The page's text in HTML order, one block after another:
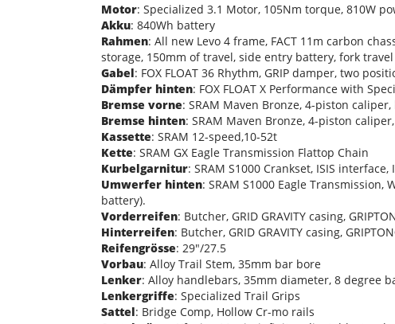
Motor: Specialized 3.1 Motor, 105Nm torque, 810W
Akku: 840Wh battery
Rahmen: All new Levo 4 frame, FACT 11m carbon
storage, 150mm of travel, side entry battery, fork
Gabel: FOX FLOAT 36 Rhythm, GRIP damper, two
Dämpfer hinten: FOX FLOAT X Performance with
Bremse vorne: SRAM Maven Bronze, 4-piston
Bremse hinten: SRAM Maven Bronze, 4-piston
Kassette: SRAM 12-speed,10-52t
Kette: SRAM GX Eagle Transmission Flattop Chain
Kurbelgarnitur: SRAM S1000 Crankset, ISIS
Umwerfer hinten: SRAM S1000 Eagle
battery).
Vorderreifen: Butcher, GRID GRAVITY casing,
Hinterreifen: Butcher, GRID GRAVITY casing,
Reifengrösse: 29"/27.5
Vorbau: Alloy Trail Stem, 35mm bar bore
Lenker: Alloy handlebars, 35mm diameter, 8 degree
Lenkergriffe: Specialized Trail Grips
Sattel: Bridge Comp, Hollow Cr-mo rails